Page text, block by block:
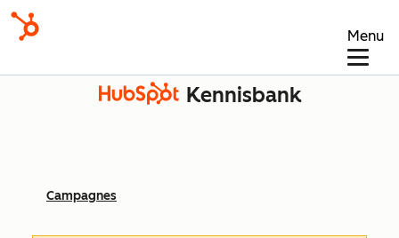
Menu
Kennisbank
Campagnes